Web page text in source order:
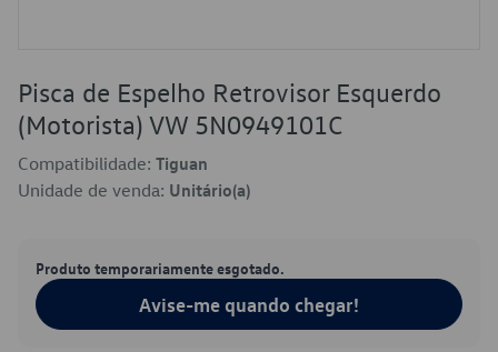
Pisca de Espelho Retrovisor Esquerdo
(Motorista) VW 5N0949101C
Compatibilidade: Tiguan
Unidade de venda: Unitário(a)
Produto temporariamente esgotado.
Avise-me quando chegar!